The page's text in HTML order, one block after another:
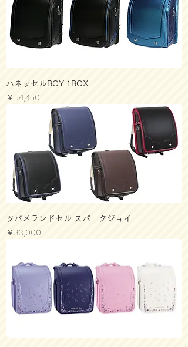
ハネッセルBOY 1BOX
価格
￥54,450
ツバメランドセル スパークジョイ
価格
￥33,000